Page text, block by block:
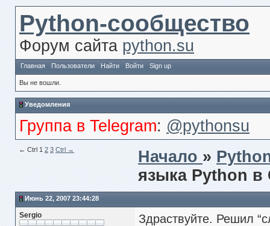
Python-сообщество
Форум сайта python.su
Главная Пользователи Найти Войти Sign up
Вы не вошли.
Уведомления
Группа в Telegram: @pythonsu
← Сtrl 1 2 3 Ctrl → Начало»
языка Python
Июнь 22, 2007 23:44:28
Sergio
Здраствуйте. Решил